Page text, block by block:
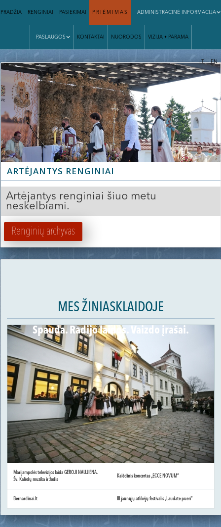
PRADŽIA RENGINIAI PASIEKIMAI PRIĖMIMAS ADMINISTRACINĖ INFORMACIJA
PASLAUGOS KONTAKTAI NUORODOS VIZIJA • PARAMA
| LT EN
ARTĖJANTYS RENGINIAI
Artėjantys renginiai šiuo metu
neskelbiami.
Renginių archyvas
MES ŽINIASKLAIDOJE
Spauda. Radijo laidos. Vaizdo įrašai.
Marijampolės televizijos laida GEROJI NAUJIENA.
Šv. Kalėdų muzika ir žodis
Kalėdinis koncertas „ECCE NOVUM“
Bernardinai.lt III jaunųjų atlikėjų festivalis „Laudate pueri“